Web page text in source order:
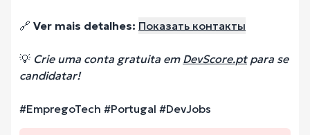
🔗 Ver mais detalhes: Показать контакты
💡 Crie uma conta gratuita em DevScore.ptpara se
candidatar!
#EmpregoTech #Portugal #DevJobs